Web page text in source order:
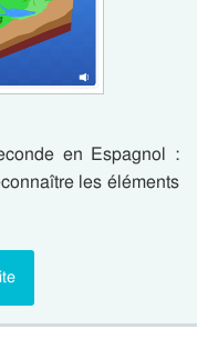
en Espagnol :
les éléments